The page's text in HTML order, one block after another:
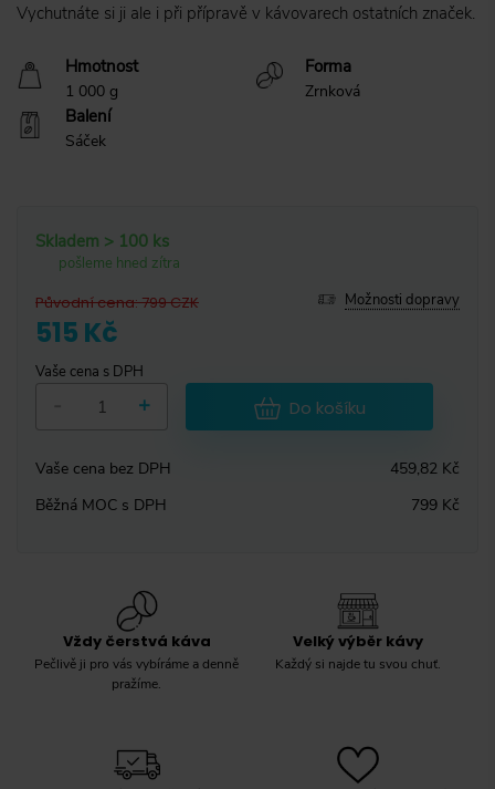
Vychutnáte si ji ale i při přípravě v kávovarech ostatních značek.
Hmotnost
1 000 g
Forma
Zrnková
Balení
Sáček
Skladem > 100 ks
pošleme hned zítra
Původní cena:799CZK
515 Kč
Vaše cena s DPH
Možnosti dopravy
+ Do košíku
Vaše cena bez DPH
459,82 Kč
Běžná MOC s DPH
799 Kč
Vždy čerstvá káva
Pečlivě ji pro vás vybíráme a denně
pražíme.
Velký výběr kávy
Každý si najde tu svou chuť.